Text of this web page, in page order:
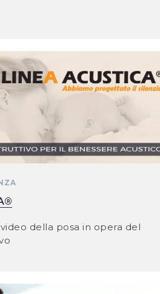
della posa in opera del